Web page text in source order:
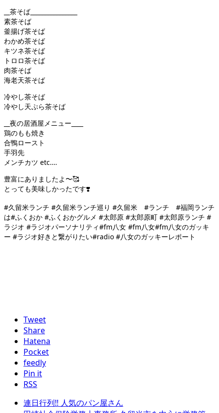
__茶そば________________
素茶そば
釜揚げ茶そば
わかめ茶そば
キツネ茶そば
トロロ茶そば
肉茶そば
海老天茶そば
冷やし茶そば
冷やし天ぷら茶そば
__夜の居酒屋メニュー____
鶏のもも焼き
合鴨ロースト
手羽先
メンチカツ etc….
豊富にありましたよ〜🥰
とっても美味しかったです❣️
#久留米ランチ #久留米ランチ巡り #久留米 #ランチ #福岡ランチ
は#ふくおか #ふくおかグルメ #太郎原 #太郎原町 #太郎原ランチ #
ラジオ #ラジオパーソナリティ#fm八女 #fm八女#fm八女のガッキ
ー #ラジオ好きと繋がりたい#radio #八女のガッキーレポート
Tweet
Share
Hatena
Pocket
feedly
Pin it
RSS
連日行列‼︎ 人気のパン屋さん